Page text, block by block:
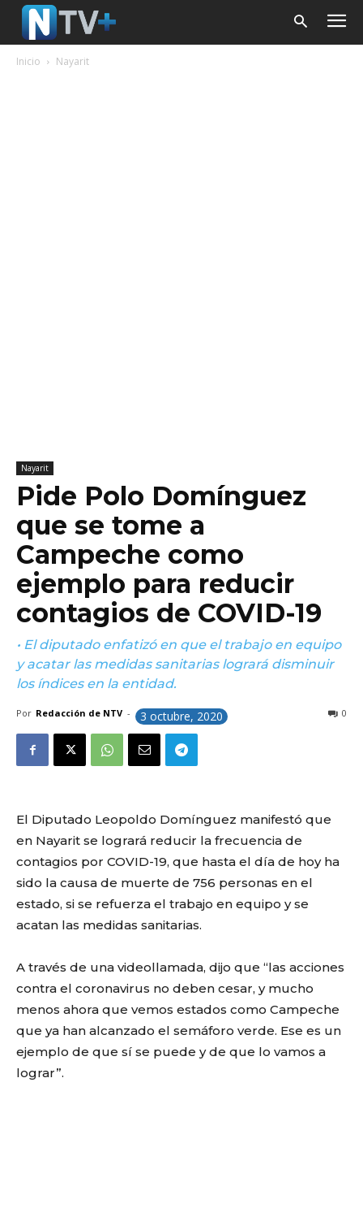
Inicio Nayarit
Nayarit
Pide Polo Domínguez
que se tome a
Campeche como
ejemplo para reducir
contagios de COVID-19
• El diputado enfatizó en que el trabajo en equipo
y acatar las medidas sanitarias logrará disminuir
los índices en la entidad.
Por Redacción de NTV - 3 octubre, 2020 0
El Diputado Leopoldo Domínguez manifestó que
en Nayarit se logrará reducir la frecuencia de
contagios por COVID-19, que hasta el día de hoy ha
sido la causa de muerte de 756 personas en el
estado, si se refuerza el trabajo en equipo y se
acatan las medidas sanitarias.
A través de una videollamada, dijo que “las acciones
contra el coronavirus no deben cesar, y mucho
menos ahora que vemos estados como Campeche
que ya han alcanzado el semáforo verde. Ese es un
ejemplo de que sí se puede y de que lo vamos a
lograr”.